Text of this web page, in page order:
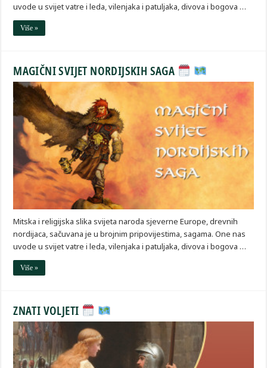
uvode u svijet vatre i leda, vilenjaka i patuljaka, divova i bogova …
Više »
MAGIČNI SVIJET NORDIJSKIH SAGA
Mitska i religijska slika svijeta naroda sjeverne Europe, drevnih
nordijaca, sačuvana je u brojnim pripovijestima, sagama. One nas
uvode u svijet vatre i leda, vilenjaka i patuljaka, divova i bogova …
Više »
ZNATI VOLJETI